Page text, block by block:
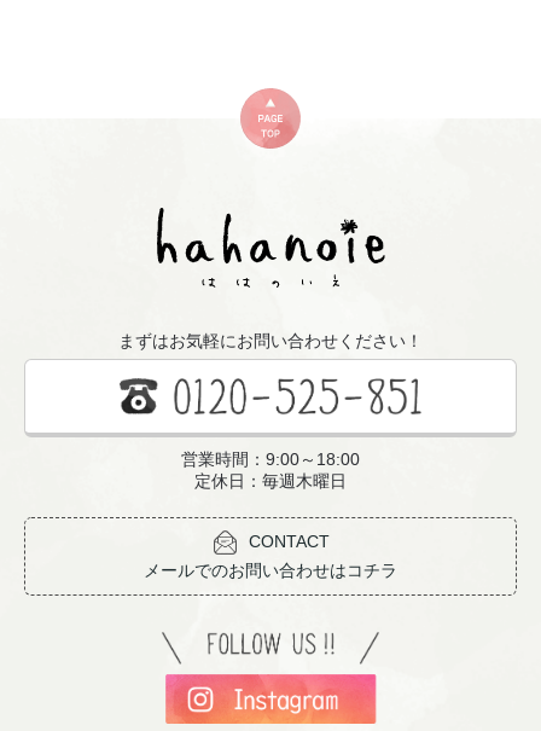
まずはお気軽にお問い合わせください！
営業時間：9:00～18:00
定休日：毎週木曜日
CONTACT
メールでのお問い合わせはコチラ